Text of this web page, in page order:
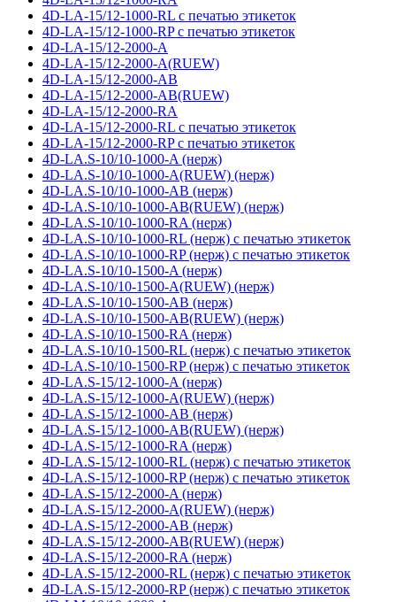
4D-LA-15/12-1000-RL с печатью этикеток
4D-LA-15/12-1000-RP с печатью этикеток
4D-LA-15/12-2000-A
4D-LA-15/12-2000-A(RUEW)
4D-LA-15/12-2000-AB
4D-LA-15/12-2000-AB(RUEW)
4D-LA-15/12-2000-RA
4D-LA-15/12-2000-RL с печатью этикеток
4D-LA-15/12-2000-RP с печатью этикеток
4D-LA.S-10/10-1000-A (нерж)
4D-LA.S-10/10-1000-A(RUEW) (нерж)
4D-LA.S-10/10-1000-AB (нерж)
4D-LA.S-10/10-1000-AB(RUEW) (нерж)
4D-LA.S-10/10-1000-RA (нерж)
4D-LA.S-10/10-1000-RL (нерж) с печатью этикеток
4D-LA.S-10/10-1000-RP (нерж) с печатью этикеток
4D-LA.S-10/10-1500-A (нерж)
4D-LA.S-10/10-1500-A(RUEW) (нерж)
4D-LA.S-10/10-1500-AB (нерж)
4D-LA.S-10/10-1500-AB(RUEW) (нерж)
4D-LA.S-10/10-1500-RA (нерж)
4D-LA.S-10/10-1500-RL (нерж) с печатью этикеток
4D-LA.S-10/10-1500-RP (нерж) с печатью этикеток
4D-LA.S-15/12-1000-A (нерж)
4D-LA.S-15/12-1000-A(RUEW) (нерж)
4D-LA.S-15/12-1000-AB (нерж)
4D-LA.S-15/12-1000-AB(RUEW) (нерж)
4D-LA.S-15/12-1000-RA (нерж)
4D-LA.S-15/12-1000-RL (нерж) с печатью этикеток
4D-LA.S-15/12-1000-RP (нерж) с печатью этикеток
4D-LA.S-15/12-2000-A (нерж)
4D-LA.S-15/12-2000-A(RUEW) (нерж)
4D-LA.S-15/12-2000-AB (нерж)
4D-LA.S-15/12-2000-AB(RUEW) (нерж)
4D-LA.S-15/12-2000-RA (нерж)
4D-LA.S-15/12-2000-RL (нерж) с печатью этикеток
4D-LA.S-15/12-2000-RP (нерж) с печатью этикеток